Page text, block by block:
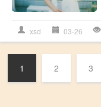
xsd 03-26
1 2 3